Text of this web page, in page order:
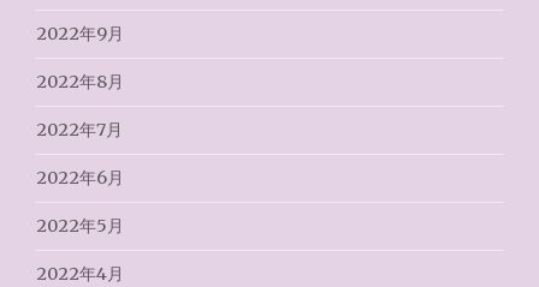
2022年9月
2022年8月
2022年7月
2022年6月
2022年5月
2022年4月